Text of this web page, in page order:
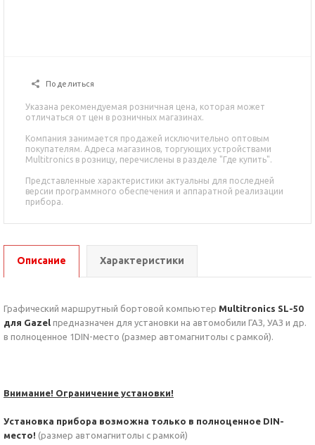
Поделиться
Указана рекомендуемая розничная цена, которая может
отличаться от цен в розничных магазинах.
Компания занимается продажей исключительно оптовым
покупателям. Адреса магазинов, торгующих устройствами
Multitronics в розницу, перечислены в разделе "Где купить".
Представленные характеристики актуальны для последней
версии программного обеспечения и аппаратной реализации
прибора.
Описание Характеристики
Графический маршрутный бортовой компьютер Multitronics SL-50
для Gazel предназначен для установки на автомобили ГАЗ, УАЗ и др.
в полноценное 1DIN-место (размер автомагнитолы с рамкой).
Внимание! Ограничение установки!
Установка прибора возможна только в полноценное DIN-
место! (размер автомагнитолы с рамкой)